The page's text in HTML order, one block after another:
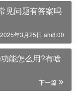
见问题有答案吗
2025年3月25日 am8:00
能怎么用?有啥
下一篇